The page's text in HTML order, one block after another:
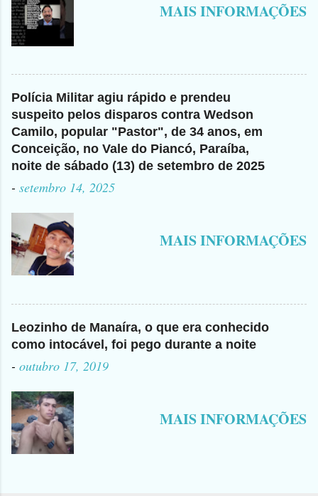
MAIS INFORMAÇÕES
Polícia Militar agiu rápido e prendeu
suspeito pelos disparos contra Wedson
Camilo, popular "Pastor", de 34 anos, em
Conceição, no Vale do Piancó, Paraíba,
noite de sábado (13) de setembro de 2025
- setembro 14, 2025
MAIS INFORMAÇÕES
Leozinho de Manaíra, o que era conhecido
como intocável, foi pego durante a noite
- outubro 17, 2019
MAIS INFORMAÇÕES